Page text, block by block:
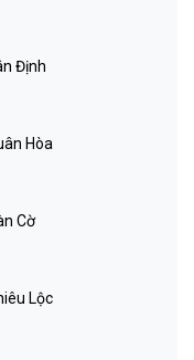
Định
Hòa
Cờ
Lộc